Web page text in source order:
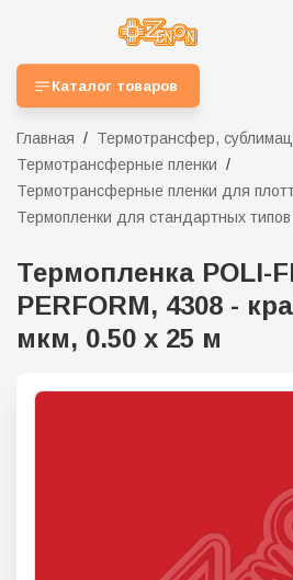
Каталог товаров
Главная
Термотрансфер,
Термотрансферные пленки
Термотрансферные пленки для
Термопленки для стандартных типов
Термопленка POLI-
PERFORM, 4308 -
мкм, 0.50 х 25 м